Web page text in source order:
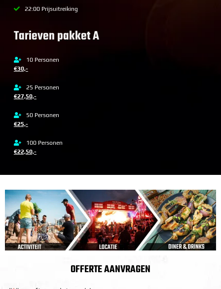
22:00 Prijsuitreiking
Tarieven pakket A
10 Personen
€30,-
25 Personen
€27,50,-
50 Personen
€25,-
100 Personen
€22,50,-
OFFERTE AANVRAGEN